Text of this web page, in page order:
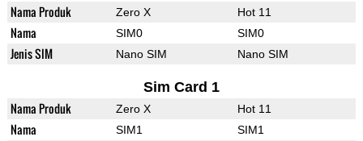
Nama Produk Zero X Hot 11
Nama SIM0 SIM0
Jenis SIM Nano SIM Nano SIM
Sim Card 1
Nama Produk Zero X Hot 11
Nama SIM1 SIM1